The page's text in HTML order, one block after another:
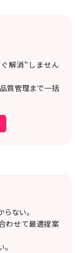
解消“しません
質管理まで一括
ない。
わせて最適提案